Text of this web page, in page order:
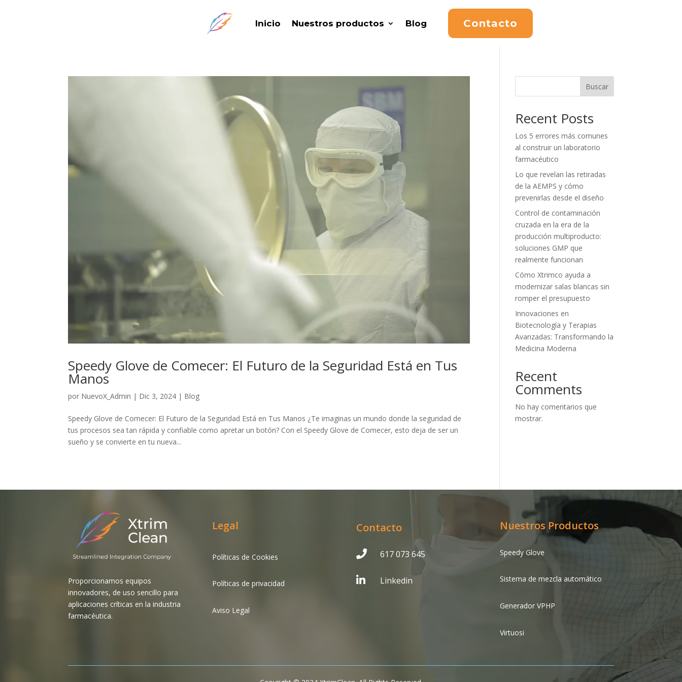
Inicio Nuestros productos Blog Contacto
Speedy Glove de Comecer: El Futuro de la Seguridad Está en Tus
Manos
por NuevoX_Admin | Dic 3, 2024 | Blog
Speedy Glove de Comecer: El Futuro de la Seguridad Está en Tus Manos ¿Te imaginas un mundo donde la seguridad de
tus procesos sea tan rápida y confiable como apretar un botón? Con el Speedy Glove de Comecer, esto deja de ser un
sueño y se convierte en tu nueva...
Buscar
Recent Posts
Los 5 errores más comunes
al construir un laboratorio
farmacéutico
Lo que revelan las retiradas
de la AEMPS y cómo
prevenirlas desde el diseño
Control de contaminación
cruzada en la era de la
producción multiproducto:
soluciones GMP que
realmente funcionan
Cómo Xtrimco ayuda a
modernizar salas blancas sin
romper el presupuesto
Innovaciones en
Biotecnología y Terapias
Avanzadas: Transformando la
Medicina Moderna
Recent
Comments
No hay comentarios que
mostrar.
Proporcionamos equipos
innovadores, de uso sencillo para
aplicaciones críticas en la industria
farmacéutica.
Legal
Políticas de Cookies
Políticas de privacidad
Aviso Legal
Contacto
 617 073 645
 Linkedin
Nuestros Productos
Speedy Glove
Sistema de mezcla automático
Generador VPHP
Virtuosi